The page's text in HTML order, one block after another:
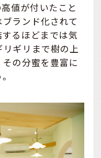
値が付いたこと
ランド化されて
るほどまでは気
ギリまで樹の上
の分蜜を豊富に